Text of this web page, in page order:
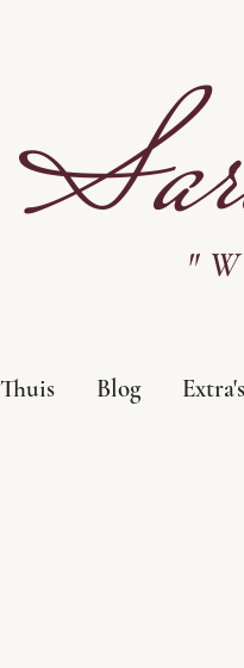
Thuis Blog Extra's